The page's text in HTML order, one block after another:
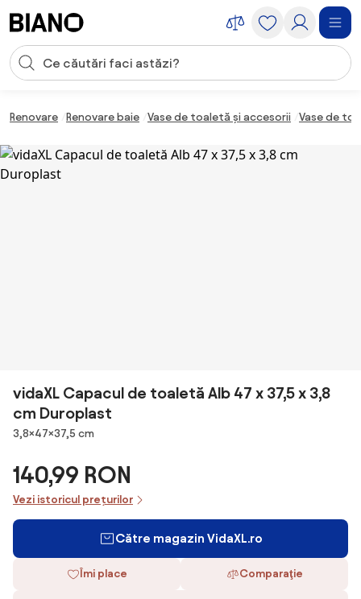
Introducerea căutării
Renovare Renovare baie Vase de toaletă și accesorii Vase de
vidaXL Capacul de toaletă Alb 47 x 37,5 x 3,8
cm Duroplast
Dimensiuni
3,8×47×37,5 cm
140,99 RON
Vezi istoricul prețurilor
Către magazin VidaXL.ro
Îmi place Comparaţie